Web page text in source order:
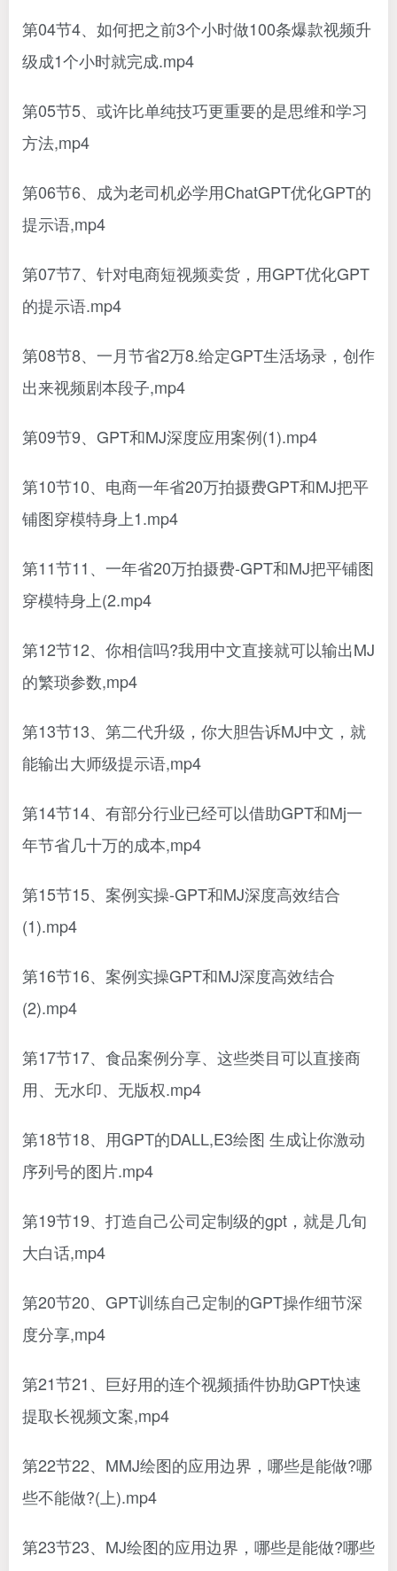
第04节4、如何把之前3个小时做100条爆款视频升
级成1个小时就完成.mp4
第05节5、或许比单纯技巧更重要的是思维和学习
方法,mp4
第06节6、成为老司机必学用ChatGPT优化GPT的
提示语,mp4
第07节7、针对电商短视频卖货，用GPT优化GPT
的提示语.mp4
第08节8、一月节省2万8.给定GPT生活场录，创作
出来视频剧本段子,mp4
第09节9、GPT和MJ深度应用案例(1).mp4
第10节10、电商一年省20万拍摄费GPT和MJ把平
铺图穿模特身上1.mp4
第11节11、一年省20万拍摄费-GPT和MJ把平铺图
穿模特身上(2.mp4
第12节12、你相信吗?我用中文直接就可以输出MJ
的繁琐参数,mp4
第13节13、第二代升级，你大胆告诉MJ中文，就
能输出大师级提示语,mp4
第14节14、有部分行业已经可以借助GPT和Mj一
年节省几十万的成本,mp4
第15节15、案例实操-GPT和MJ深度高效结合
(1).mp4
第16节16、案例实操GPT和MJ深度高效结合
(2).mp4
第17节17、食品案例分享、这些类目可以直接商
用、无水印、无版权.mp4
第18节18、用GPT的DALL,E3绘图 生成让你激动
序列号的图片.mp4
第19节19、打造自己公司定制级的gpt，就是几旬
大白话,mp4
第20节20、GPT训练自己定制的GPT操作细节深
度分享,mp4
第21节21、巨好用的连个视频插件协助GPT快速
提取长视频文案,mp4
第22节22、MMJ绘图的应用边界，哪些是能做?哪
些不能做?(上).mp4
第23节23、MJ绘图的应用边界，哪些是能做?哪些